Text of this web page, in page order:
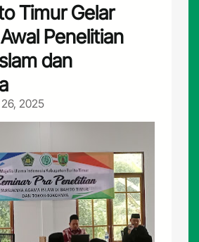
Timur Gelar
Penelitian
dan
2025